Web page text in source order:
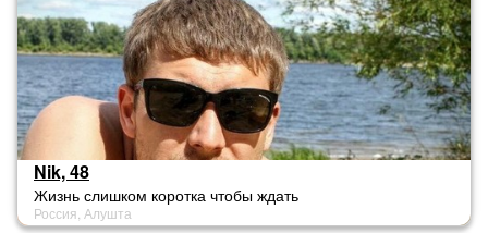
Nik, 48
Жизнь слишком коротка чтобы ждать
Россия, Алушта